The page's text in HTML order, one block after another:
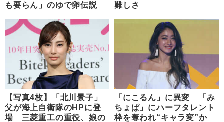
も要らん」のゆで卵伝説
難しさ
【写真4枚】「北川景子」
父が海上自衛隊のHPに登
場 三菱重工の重役、娘の
「にこるん」に異変 「み
ちょぱ」にハーフタレント
枠を奪われ“キャラ変”か